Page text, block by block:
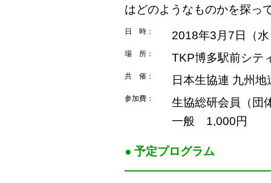
はどのようなものかを探っ
日 時： 2018年3月7日（
場 所： TKP博多駅前シテ
共 催： 日本生協連 九州地
参加費：
生協総研会員（団
一般 1,000円
● 予定プログラム